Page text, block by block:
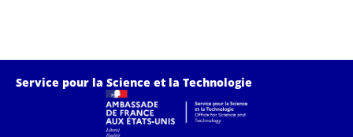
Service pour la Science et la Technologie